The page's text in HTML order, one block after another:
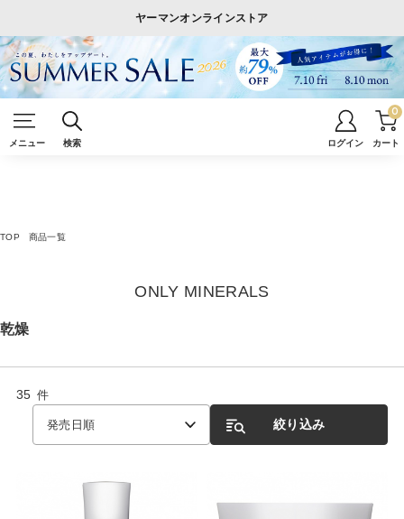
ヤーマンオンラインストア
メニュー 検索 ログイン カート
0
TOP 商品一覧
ONLY MINERALS
乾燥
35 件
発売日順 絞り込み